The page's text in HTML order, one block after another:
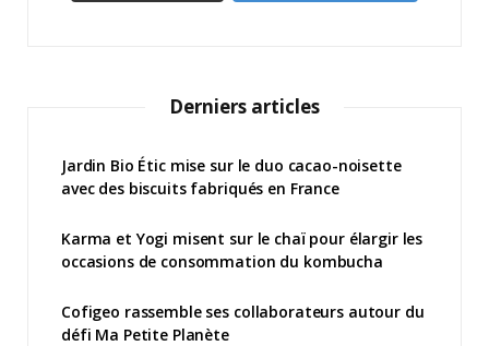
Derniers articles
Jardin Bio Étic mise sur le duo cacao-noisette
avec des biscuits fabriqués en France
Karma et Yogi misent sur le chaï pour élargir les
occasions de consommation du kombucha
Cofigeo rassemble ses collaborateurs autour du
défi Ma Petite Planète